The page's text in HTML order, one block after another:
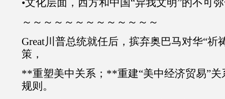
•文化层面，西方和中国“异我文明”的不可
～～～～～～～～～～～～～
Great川普总统就任后，摈弃奥巴马对华“祈
策，
**重塑美中关系；**重建“美中经济贸易”
规则。